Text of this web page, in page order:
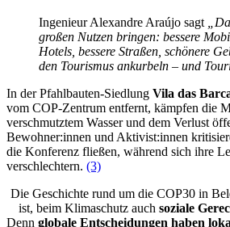
Ingenieur Alexandre Araújo sagt
großen Nutzen bringen: bessere
Hotels, bessere Straßen, schönere
den Tourismus ankurbeln – und
In der Pfahlbauten-Siedlung Vila das
vom COP-Zentrum entfernt, kämpfen die
verschmutztem Wasser und dem Verlust
Bewohner:innen und Aktivist:innen
die Konferenz fließen, während sich ihre
verschlechtern. (3)
Die Geschichte rund um die COP30 in
ist, beim Klimaschutz auch soziale
Denn globale Entscheidungen haben